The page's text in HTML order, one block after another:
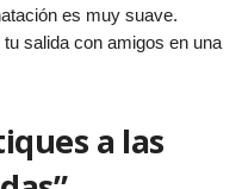
es muy suave.
salida con amigos en una
a las